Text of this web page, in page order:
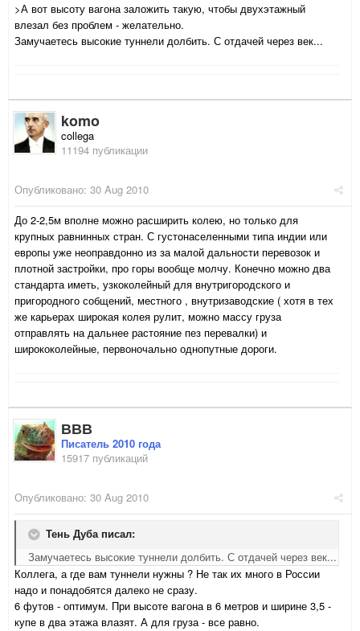
>А вот высоту вагона заложить такую, чтобы двухэтажный
влезал без проблем - желательно.
Замучаетесь высокие туннели долбить. С отдачей через век...
komo
collega
11194 публикации
Опубликовано: 30 Aug 2010
До 2-2,5м вполне можно расширить колею, но только для
крупных равнинных стран. С густонаселенными типа индии или
европы уже неоправдонно из за малой дальности перевозок и
плотной застройки, про горы вообще молчу. Конечно можно два
стандарта иметь, узкоколейный для внутригородского и
пригородного собщений, местного , внутризаводские ( хотя в тех
же карьерах широкая колея рулит, можно массу груза
отправлять на дальнее растояние пез перевалки) и
ширококолейные, первоночально однопутные дороги.
ВВВ
Писатель 2010 года
15917 публикаций
Опубликовано: 30 Aug 2010
Тень Дуба писал:
Замучаетесь высокие туннели долбить. С отдачей через век...
Коллега, а где вам туннели нужны ? Не так их много в России
надо и понадобятся далеко не сразу.
6 футов - оптимум. При высоте вагона в 6 метров и ширине 3,5 -
купе в два этажа влазят. А для груза - все равно.